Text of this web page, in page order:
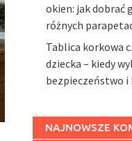
okien: jak dobrać
różnych
Tablica korkowa
dziecka – kiedy
bezpieczeństwo i
NAJNOWSZE